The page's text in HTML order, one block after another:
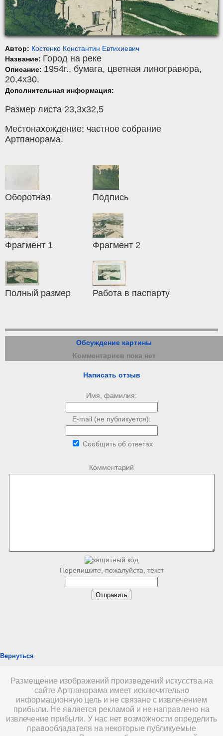
Автор: Костенко Константин Евтихиевич
Название: Город на реке
Описание: 1954г., бумага, цветная линогравюра,
20,4x30.
Дополнительная информация:
Размер листа 23,3х32,5
Местонахождение: частное собрание
Артпанорама.
Оборотная Подпись
Фрагмент 1 Фрагмент 2
Полный размер Работа в паспарту
Обсуждение картины
Комментариев пока нет
Написать отзыв
Имя, фамилия:
E-mail (не публикуется):
Сообщить об ответах
Комментарий
Перепишите, пожалуйста, текст
Вернуться
Размещение изображений произведений искусства на
сайте Артпанорама имеет исключительно
информационную цель и не связано с извлечением
прибыли. Не является рекламой и не направлено на
извлечение прибыли. У нас нет возможности определить
правообладателя на некоторые публикуемые